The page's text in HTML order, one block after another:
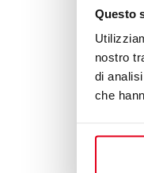
Questo
nostro
di
che